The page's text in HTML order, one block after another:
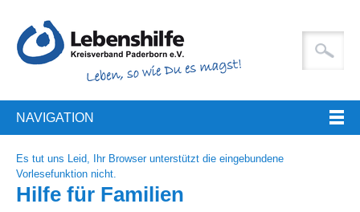
NAVIGATION
Es tut uns Leid, Ihr Browser unterstützt die eingebundene
Vorlesefunktion nicht.
Hilfe für Familien